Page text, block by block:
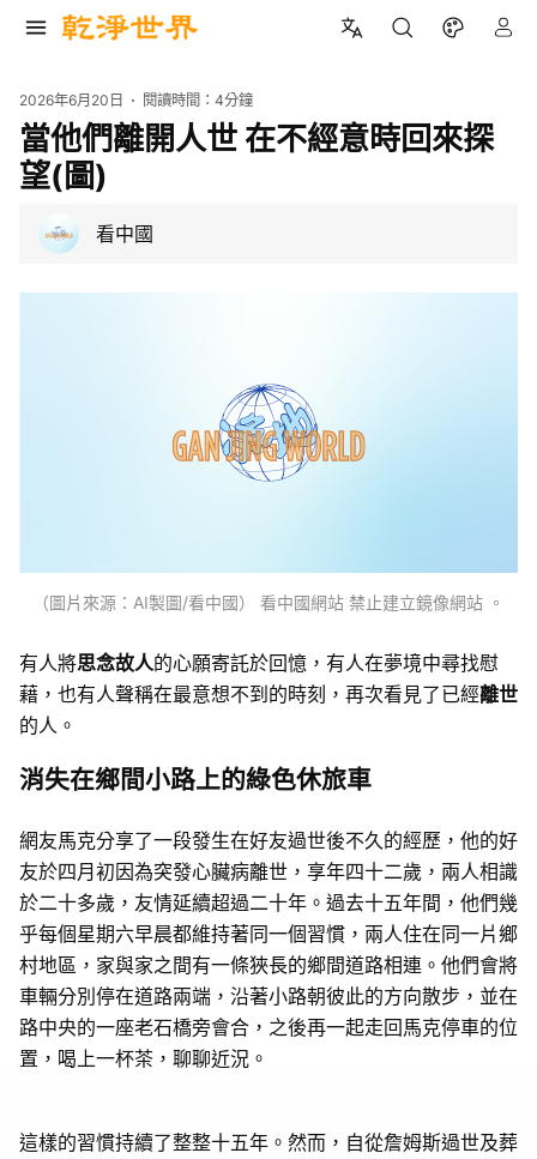
2026年6月20日 閱讀時間：4分鐘
當他們離開人世 在不經意時回來探
望(圖)
看中國
（圖片來源：AI製圖/看中國） 看中國網站 禁止建立鏡像網站 。
有人將思念故人的心願寄託於回憶，有人在夢境中尋找慰
藉，也有人聲稱在最意想不到的時刻，再次看見了已經離世
的人。
消失在鄉間小路上的綠色休旅車
網友馬克分享了一段發生在好友過世後不久的經歷，他的好
友於四月初因為突發心臟病離世，享年四十二歲，兩人相識
於二十多歲，友情延續超過二十年。過去十五年間，他們幾
乎每個星期六早晨都維持著同一個習慣，兩人住在同一片鄉
村地區，家與家之間有一條狹長的鄉間道路相連。他們會將
車輛分別停在道路兩端，沿著小路朝彼此的方向散步，並在
路中央的一座老石橋旁會合，之後再一起走回馬克停車的位
置，喝上一杯茶，聊聊近況。
這樣的習慣持續了整整十五年。然而，自從詹姆斯過世及葬